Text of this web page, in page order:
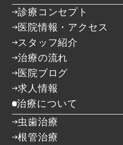
診療コンセプト
医院情報・アクセス
スタッフ紹介
治療の流れ
医院ブログ
求人情報
治療について
虫歯治療
根管治療